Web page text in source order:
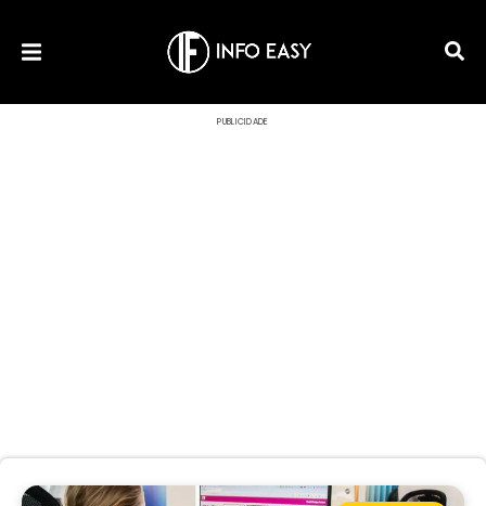
PUBLICIDADE